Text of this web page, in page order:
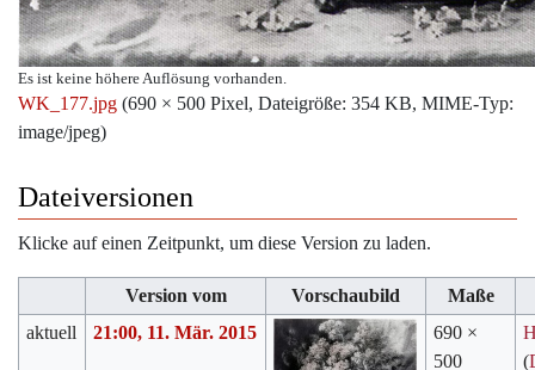
Es ist keine höhere Auflösung vorhanden.
WK_177.jpg (690 × 500 Pixel, Dateigröße: 354 KB, MIME-Typ:
image/jpeg)
Dateiversionen
Klicke auf einen Zeitpunkt, um diese Version zu laden.
Version vom Vorschaubild
Maße
aktuell
21:00, 11. Mär. 2015
690 ×
500
(